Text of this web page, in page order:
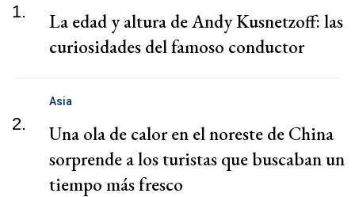
1.
La edad y altura de Andy Kusnetzoff: las
curiosidades del famoso conductor
2.
Asia
Una ola de calor en el noreste de China
sorprende a los turistas que buscaban un
tiempo más fresco